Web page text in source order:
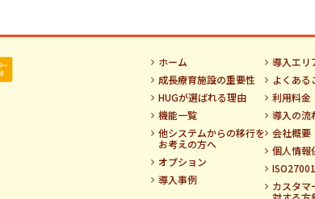
ホーム
成長療育施設の重要性
HUGが選ばれる理由
機能一覧
他システムからの移行を
お考えの方へ
オプション
導入事例
導入エリ
よくある
利用料金
導入の流
会社概要
個人情報
カスタマ